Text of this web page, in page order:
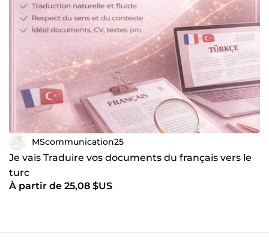
MScommunication25
Je vais Traduire vos documents du français vers le
turc
À partir de 25,08 $US